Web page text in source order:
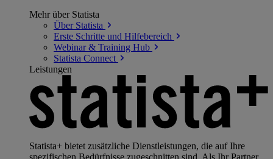
Mehr über Statista
Über Statista
Erste Schritte und Hilfebereich
Webinar & Training Hub
Statista Connect
Leistungen
Statista+ bietet zusätzliche Dienstleistungen, die auf Ihre
spezifischen Bedürfnisse zugeschnitten sind. Als Ihr Partner